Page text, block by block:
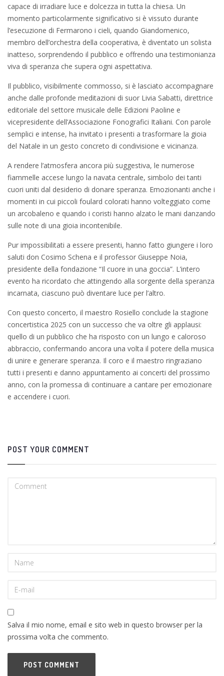
capace di irradiare luce e dolcezza in tutta la chiesa. Un
momento particolarmente significativo si è vissuto durante
l’esecuzione di Fermarono i cieli, quando Giandomenico,
membro dell’orchestra della cooperativa, è diventato un solista
inatteso, sorprendendo il pubblico e offrendo una testimonianza
viva di speranza che supera ogni aspettativa.
Il pubblico, visibilmente commosso, si è lasciato accompagnare
anche dalle profonde meditazioni di suor Livia Sabatti, direttrice
editoriale del settore musicale delle Edizioni Paoline e
vicepresidente dell’Associazione Fonografici Italiani. Con parole
semplici e intense, ha invitato i presenti a trasformare la gioia
del Natale in un gesto concreto di condivisione e vicinanza.
A rendere l’atmosfera ancora più suggestiva, le numerose
fiammelle accese lungo la navata centrale, simbolo dei tanti
cuori uniti dal desiderio di donare speranza. Emozionanti anche i
momenti in cui piccoli foulard colorati hanno volteggiato come
un arcobaleno e quando i coristi hanno alzato le mani danzando
sulle note di una gioia incontenibile.
Pur impossibilitati a essere presenti, hanno fatto giungere i loro
saluti don Cosimo Schena e il professor Giuseppe Noia,
presidente della fondazione “Il cuore in una goccia”. L’intero
evento ha ricordato che attingendo alla sorgente della speranza
incarnata, ciascuno può diventare luce per l’altro.
Con questo concerto, il maestro Rosiello conclude la stagione
concertistica 2025 con un successo che va oltre gli applausi:
quello di un pubblico che ha risposto con un lungo e caloroso
abbraccio, confermando ancora una volta il potere della musica
di unire e generare speranza. Il coro e il maestro ringraziano
tutti i presenti e danno appuntamento ai concerti del prossimo
anno, con la promessa di continuare a cantare per emozionare
e accendere i cuori.
POST YOUR COMMENT
Salva il mio nome, email e sito web in questo browser per la
prossima volta che commento.